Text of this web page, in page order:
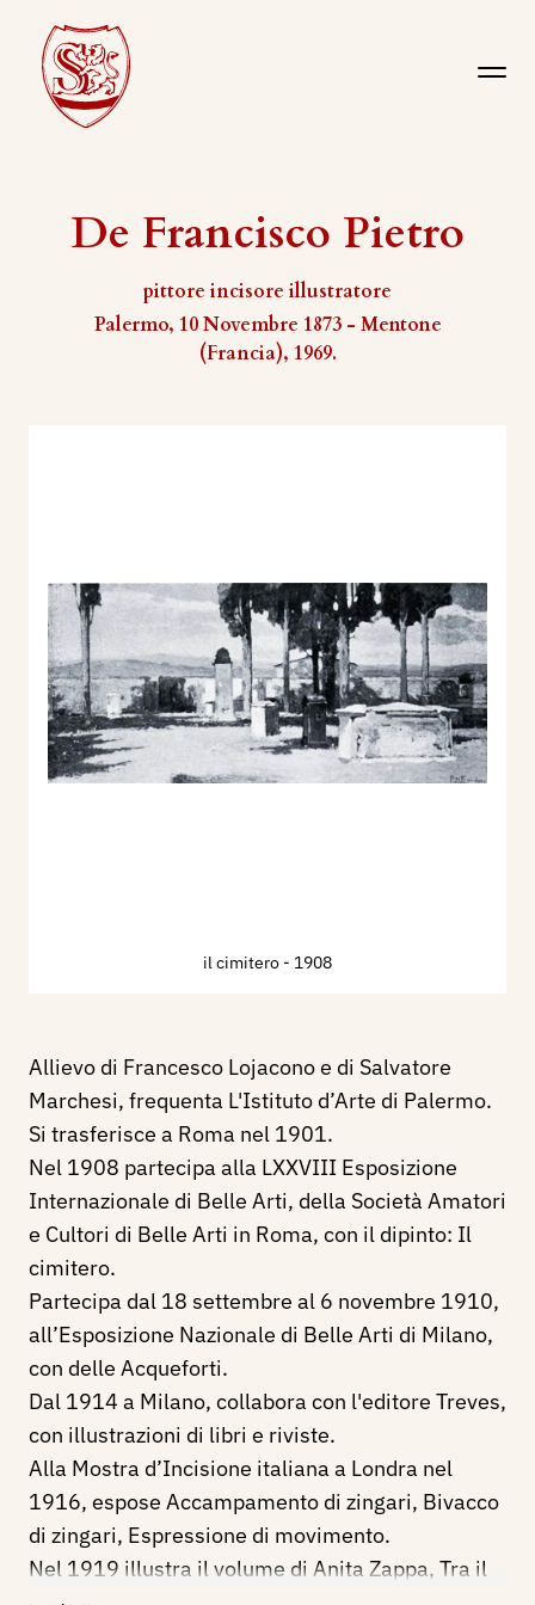
De Francisco Pietro
pittore incisore illustratore
Palermo, 10 Novembre 1873 - Mentone
(Francia), 1969.
il cimitero - 1908
Allievo di Francesco Lojacono e di Salvatore
Marchesi, frequenta L'Istituto d’Arte di Palermo.
Si trasferisce a Roma nel 1901.
Nel 1908 partecipa alla LXXVIII Esposizione
Internazionale di Belle Arti, della Società Amatori
e Cultori di Belle Arti in Roma, con il dipinto: Il
cimitero.
Partecipa dal 18 settembre al 6 novembre 1910,
all’Esposizione Nazionale di Belle Arti di Milano,
con delle Acqueforti.
Dal 1914 a Milano, collabora con l'editore Treves,
con illustrazioni di libri e riviste.
Alla Mostra d’Incisione italiana a Londra nel
1916, espose Accampamento di zingari, Bivacco
di zingari, Espressione di movimento.
Nel 1919 illustra il volume di Anita Zappa, Tra il